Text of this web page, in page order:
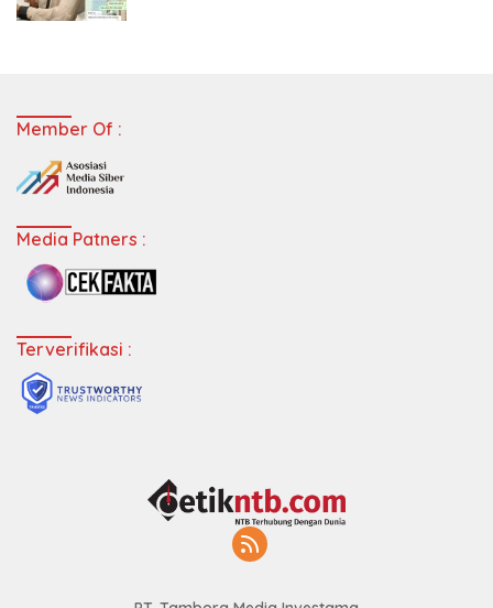
Member Of :
Media Patners :
Terverifikasi :